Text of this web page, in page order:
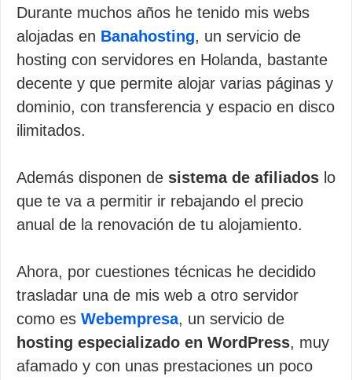
Durante muchos años he tenido mis webs
alojadas en Banahosting, un servicio de
hosting con servidores en Holanda, bastante
decente y que permite alojar varias páginas y
dominio, con transferencia y espacio en disco
ilimitados.
Además disponen de sistema de afiliados lo
que te va a permitir ir rebajando el precio
anual de la renovación de tu alojamiento.
Ahora, por cuestiones técnicas he decidido
trasladar una de mis web a otro servidor
como es Webempresa, un servicio de
hosting especializado en WordPress, muy
afamado y con unas prestaciones un poco